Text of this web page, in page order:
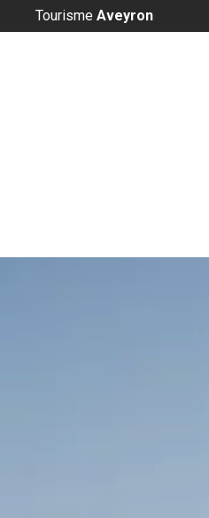
Panneau de gestion des cookies
Tourisme Aveyron